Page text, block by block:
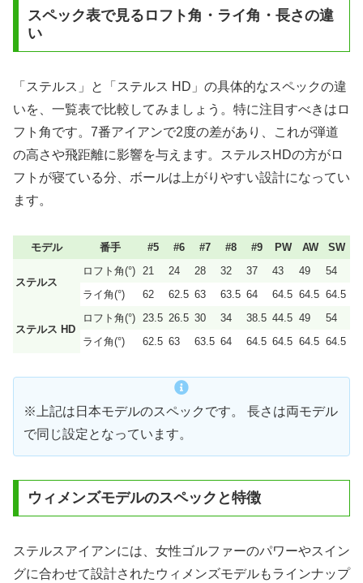
スペック表で見るロフト角・ライ角・長さの違
い
「ステルス」と「ステルス HD」の具体的なスペックの違
いを、一覧表で比較してみましょう。特に注目すべきはロ
フト角です。7番アイアンで2度の差があり、これが弾道
の高さや飛距離に影響を与えます。ステルスHDの方がロ
フトが寝ている分、ボールは上がりやすい設計になってい
ます。
モデル 番手 #5 #6 #7 #8 #9 PW AW SW
ステルス
ロフト角(°) 21 24 28 32 37 43 49
54
ライ角(°)
62 62.5 63 63.5 64 64.5 64.5 64.5
ステルス HD
ロフト角(°) 23.5 26.5 30 34 38.5 44.5 49
54
ライ角(°)
62.5 63 63.5 64 64.5 64.5 64.5 64.5
※上記は日本モデルのスペックです。 長さは両モデル
で同じ設定となっています。
ウィメンズモデルのスペックと特徴
ステルスアイアンには、女性ゴルファーのパワーやスイン
グに合わせて設計されたウィメンズモデルもラインナップ